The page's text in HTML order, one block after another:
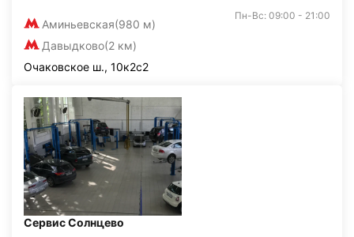
Аминьевская(980 м)
Давыдково(2 км)
Пн-Вс: 09:00 - 21:00
Очаковское ш., 10к2с2
Сервис Солнцево